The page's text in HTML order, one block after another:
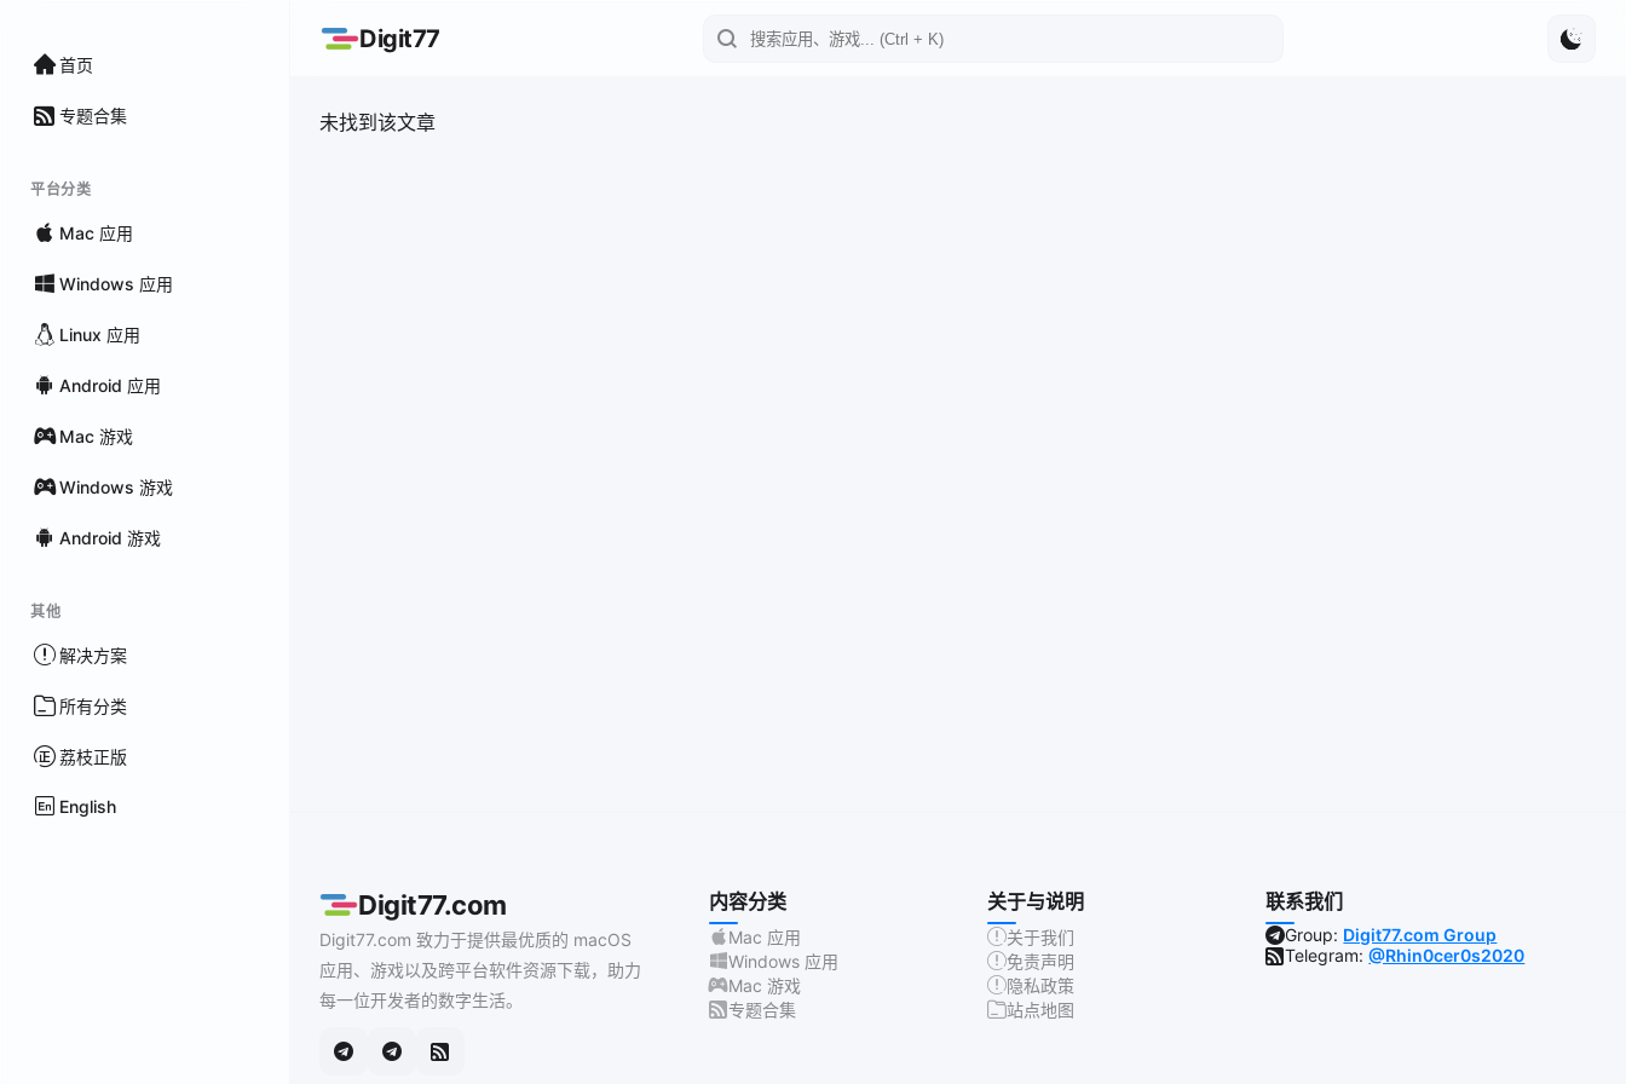
首页
专题合集
平台分类
Mac 应用
Windows 应用
Linux 应用
Android 应用
Mac 游戏
Windows 游戏
Android 游戏
其他
解决方案
所有分类
荔枝正版
English
Digit77
未找到该文章
Digit77.com
Digit77.com 致力于提供最优质的 macOS
应用、游戏以及跨平台软件资源下载，助力
每一位开发者的数字生活。
内容分类
Mac 应用
Windows 应用
Mac 游戏
专题合集
关于与说明
关于我们
免责声明
隐私政策
站点地图
联系我们
Group: Digit77.com Group
Telegram:@Rhin0cer0s2020